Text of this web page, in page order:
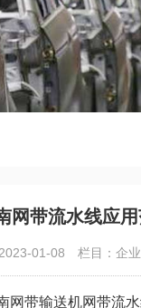
网带流水线应
01-08 栏目： 企
带输送机网带流